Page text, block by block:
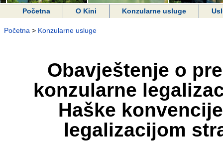
Početna O Kini Konzularne usluge
Početna > Konzularne usluge
Obavještenje o
konzularne
Haške
legalizacijom